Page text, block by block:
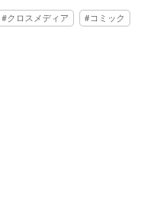
クロスメディア
コミック